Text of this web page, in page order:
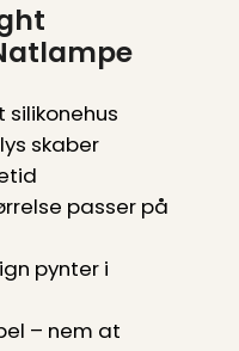
silikonehus
skaber
passer på
pynter i
– nem at